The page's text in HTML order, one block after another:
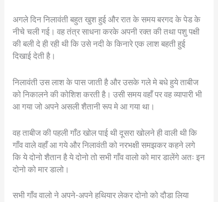
अगले दिन निलावंती बहुत खुश हुई और रात के समय बरगद के पेड के
नीचे चली गई। वह तंत्र साधना करके अपनी रक्त की तथा पशु पक्षी
की बली दे ही रही थी कि उसे नदी के किनारे एक लाश बहती हुई
दिखाई देती है।
निलावंती उस लाश के पास जाती है और उसके गले मे बधे हुये ताबीज
को निकालने की कोशिश करती है। उसी समय वहाँ पर वह व्यापारी भी
आ गया जो अपने असली शैतानी रूप मे आ गया था।
वह ताबीज की पहली गाँठ खोल पाई थी दूसरा खोलने ही वाली थी कि
गाँव वाले वहाँ आ गये और निलावंती को नरभक्षी समझकर कहने लगे
कि ये दोनो शैतान है ये दोनो तो सभी गाँव वालो को मार डालेंगे अतः इन
दोनो को मार डालो।
सभी गाँव वालो ने अपने-अपने हथियार लेकर दोनो को दौडा लिया